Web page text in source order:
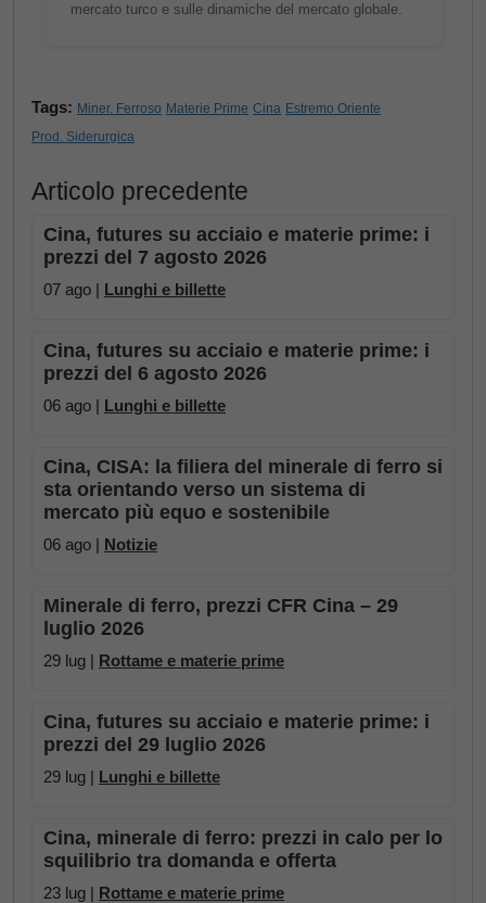
mercato turco e sulle dinamiche del mercato globale.
Tags: Miner. Ferroso Materie Prime Cina Estremo Oriente
Prod. Siderurgica
Articolo precedente
Cina, futures su acciaio e materie prime: i
prezzi del 7 agosto 2026
07 ago | Lunghi e billette
Cina, futures su acciaio e materie prime: i
prezzi del 6 agosto 2026
06 ago | Lunghi e billette
Cina, CISA: la filiera del minerale di ferro si
sta orientando verso un sistema di
mercato più equo e sostenibile
06 ago | Notizie
Minerale di ferro, prezzi CFR Cina – 29
luglio 2026
29 lug | Rottame e materie prime
Cina, futures su acciaio e materie prime: i
prezzi del 29 luglio 2026
29 lug | Lunghi e billette
Cina, minerale di ferro: prezzi in calo per lo
squilibrio tra domanda e offerta
23 lug | Rottame e materie prime